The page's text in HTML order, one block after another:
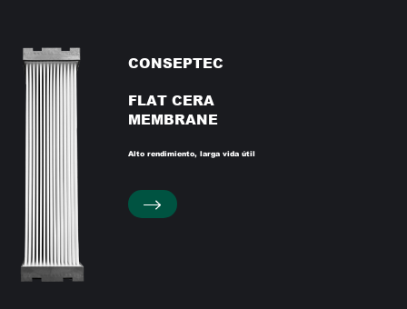
CONSEPTEC
FLAT CERA
MEMBRANE
Alto rendimiento, larga vida útil